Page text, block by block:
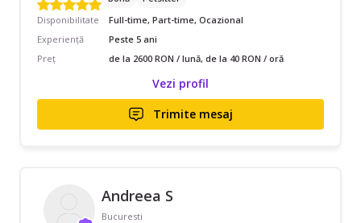
Disponibilitate
Full-time, Part-time, Ocazional
Experiență
Peste 5 ani
Preț
de la 2600 RON / lună, de la 40 RON / oră
Vezi profil
Trimite mesaj
Andreea S
Bucuresti